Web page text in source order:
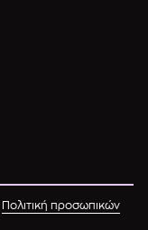
Πολιτική προσωπικών